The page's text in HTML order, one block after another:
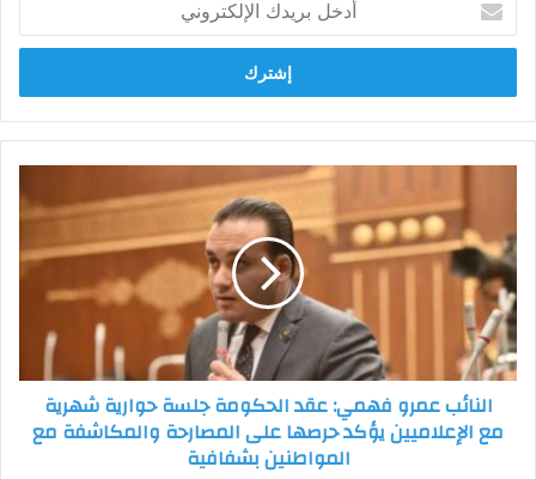
بريدك
الإلكتروني
عقد
الحكومة
جلسة
حوارية
شهرية
مع
الإعلاميين
يؤكد
النائب عمرو فهمي: عقد الحكومة جلسة حوارية شهرية
مع الإعلاميين يؤكد حرصها على المصارحة والمكاشفة مع
المواطنين بشفافية